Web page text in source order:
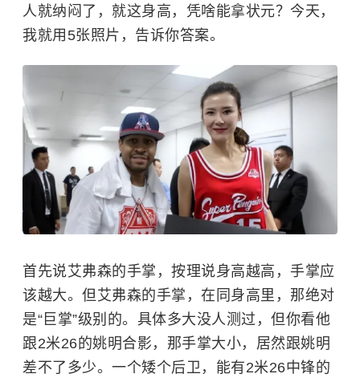
人就纳闷了，就这身高，凭啥能拿状元？今天，
我就用5张照片，告诉你答案。
首先说艾弗森的手掌，按理说身高越高，手掌应
该越大。但艾弗森的手掌，在同身高里，那绝对
是“巨掌”级别的。具体多大没人测过，但你看他
跟2米26的姚明合影，那手掌大小，居然跟姚明
差不了多少。一个矮个后卫，能有2米26中锋的